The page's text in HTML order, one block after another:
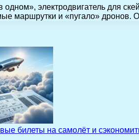
электродвигатель для
маршрутки и «пугало» дронов.
билеты на самолёт и